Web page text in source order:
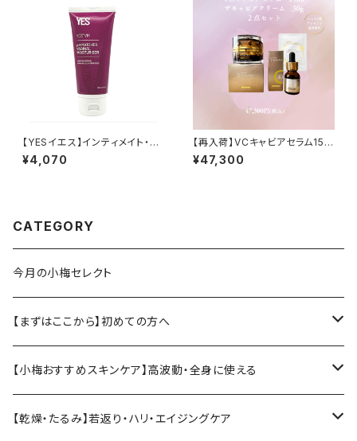
【YESイエス】インティメイト・モ
イスチャージェル VM
¥4,070
【再入荷】VCキャビアセラム15m
l＆ザ キャビアクリーム30ｇ2点
セット マスク１枚プレゼント！
¥47,300
CATEGORY
今月の小梅セレクト
【まずはここから】初めての方へ
小梅おすすめ基本セット
【小梅おすすめスキンケア】高波動・全身に使える
ソマチットククイ化粧品
【乾燥・たるみ】若返り・ハリ・エイジングケア